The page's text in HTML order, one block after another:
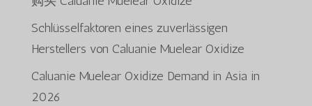
Schlüsselfaktoren eines zuverlässigen
Herstellers von Caluanie Muelear Oxidize
Caluanie Muelear Oxidize Demand in Asia in
2026